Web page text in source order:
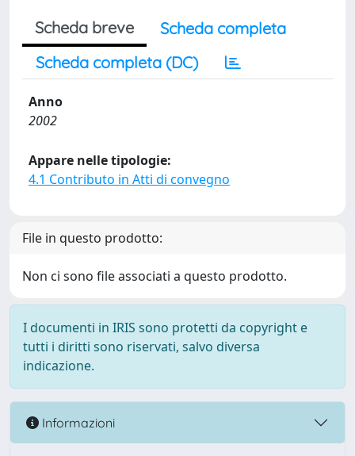
Scheda breve
Scheda completa
Scheda completa (DC)
Anno
2002
Appare nelle tipologie:
4.1 Contributo in Atti di convegno
File in questo prodotto:
Non ci sono file associati a questo prodotto.
I documenti in IRIS sono protetti da copyright e
tutti i diritti sono riservati, salvo diversa
indicazione.
Informazioni